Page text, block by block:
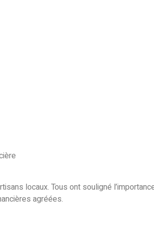
locaux. Tous ont souligné
agréées.